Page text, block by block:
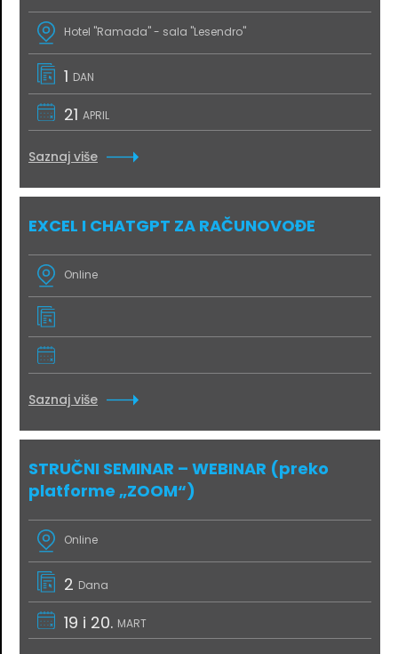
Hotel "Ramada" - sala "Lesendro"
1 DAN
21 APRIL
Saznaj više
EXCEL I CHATGPT ZA RAČUNOVOĐE
Online
Saznaj više
STRUČNI SEMINAR – WEBINAR (preko
platforme „ZOOM“)
Online
2 Dana
19 i 20. MART